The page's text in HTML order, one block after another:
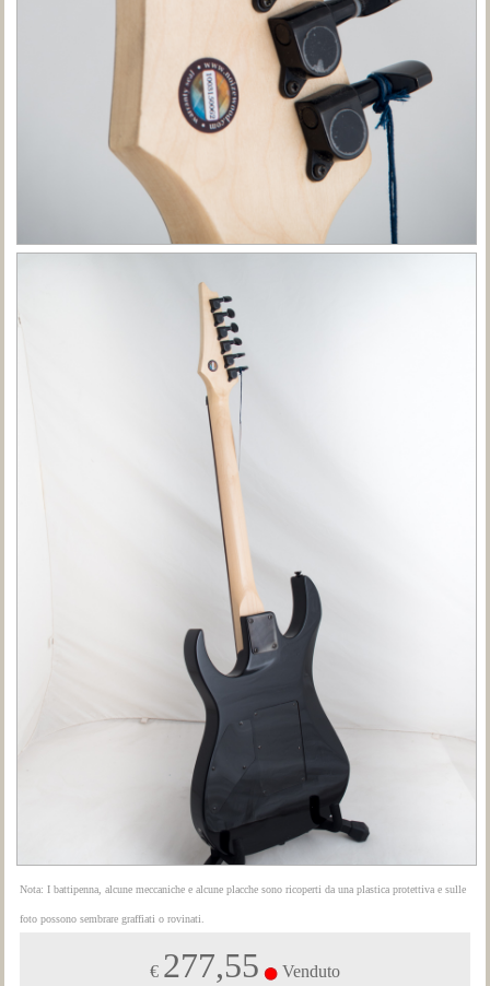
Nota: I battipenna, alcune meccaniche e alcune placche sono ricoperti da una plastica protettiva e sulle
foto possono sembrare graffiati o rovinati.
€ 277,55 Venduto